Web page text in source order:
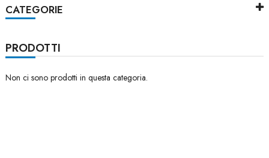
CATEGORIE
PRODOTTI
Non ci sono prodotti in questa categoria.